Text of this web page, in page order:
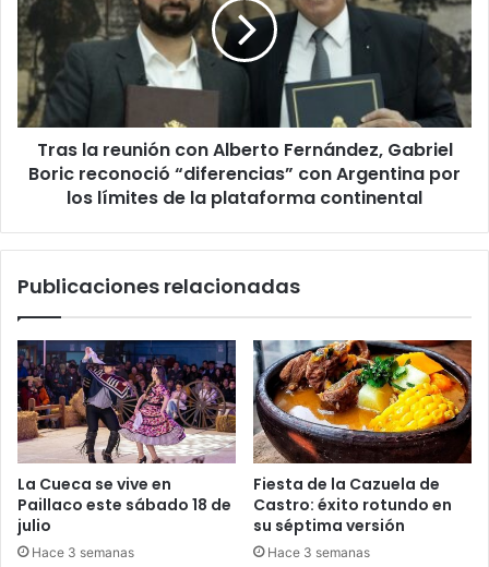
con
Alberto
Fernández,
Gabriel
Boric
reconoció
“diferencias”
con
Argentina
los
de
continental
Tras la reunión con Alberto Fernández, Gabriel
Boric reconoció “diferencias” con Argentina por
los límites de la plataforma continental
Publicaciones relacionadas
La Cueca se vive en
Paillaco este sábado 18 de
julio
Hace 3 semanas
Fiesta de la Cazuela de
Castro: éxito rotundo en
su séptima versión
Hace 3 semanas